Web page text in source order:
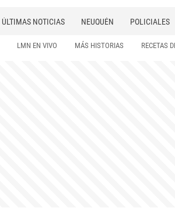
ÚLTIMAS NOTICIAS NEUQUÉN POLICIALES
LMN EN VIVO MÁS HISTORIAS RECETAS